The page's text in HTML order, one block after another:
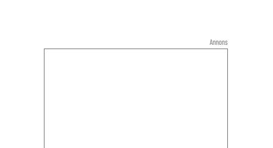
Annons